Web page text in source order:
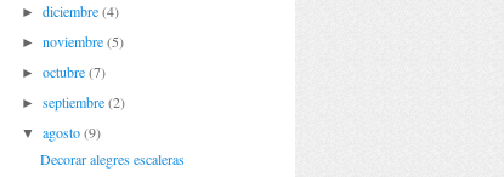
►diciembre (4)
►noviembre (5)
►octubre (7)
►septiembre (2)
▼agosto (9)
Decorar alegres escaleras